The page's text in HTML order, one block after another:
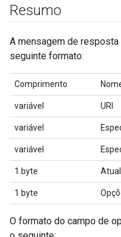
Resumo
A mensagem de
seguinte formato:
Comprimento
variável URI
variável
variável
1 byte
1 byte
O formato do campo de